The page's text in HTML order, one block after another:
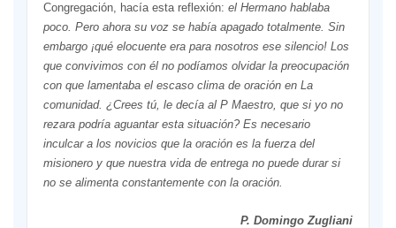
Congregación, hacía esta reflexión: el Hermano hablaba
poco. Pero ahora su voz se había apagado totalmente. Sin
embargo ¡qué elocuente era para nosotros ese silencio! Los
que convivimos con él no podíamos olvidar la preocupación
con que lamentaba el escaso clima de oración en La
comunidad. ¿Crees tú, le decía al P Maestro, que si yo no
rezara podría aguantar esta situación? Es necesario
inculcar a los novicios que la oración es la fuerza del
misionero y que nuestra vida de entrega no puede durar si
no se alimenta constantemente con la oración.
P. Domingo Zugliani